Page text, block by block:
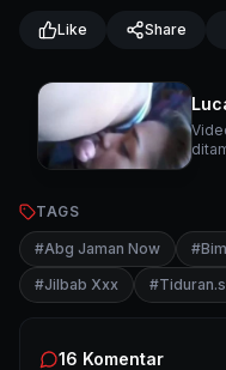
Like Share
TAGS
#Abg Jaman Now #
#Jilbab Xxx #
16 Komentar